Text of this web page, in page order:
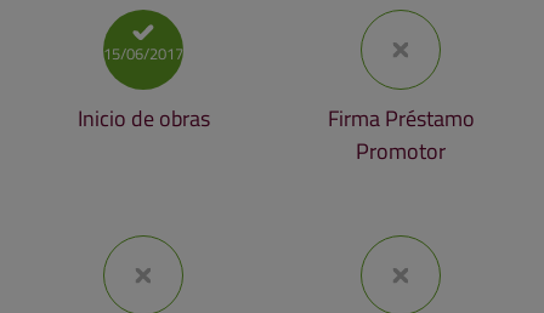
15/06/2017
Inicio de obras
Firma Préstamo
Promotor